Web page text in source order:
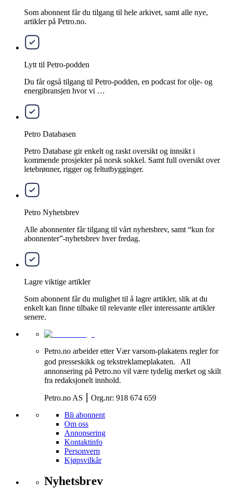
Som abonnent får du tilgang til hele arkivet, samt alle nye,
artikler på Petro.no.
Lytt til Petro-podden
Du får også tilgang til Petro-podden, en podcast for olje- og
energibransjen hvor vi …
Petro Databasen
Petro Database gir enkelt og raskt oversikt og innsikt i
kommende prosjekter på norsk sokkel. Samt full oversikt over
letebrønner, rigger og feltutbygginger.
Petro Nyhetsbrev
Alle abonnenter får tilgang til vårt nyhetsbrev, samt “kun for
abonnenter”-nyhetsbrev hver fredag.
Lagre viktige artikler
Som abonnent får du mulighet til å lagre artikler, slik at du
enkelt kan finne tilbake til relevante eller interessante artikler
senere.
Petro.no arbeider etter Vær varsom-plakatens regler for
god presseskikk og tekstreklameplakaten. All
annonsering på Petro.no vil være tydelig merket og skilt
fra redaksjonelt innhold.
Petro.no AS ⎮ Org.nr: 918 674 659
Bli abonnent
Om oss
Annonsering
Kontaktinfo
Personvern
Kjøpsvilkår
Nyhetsbrev